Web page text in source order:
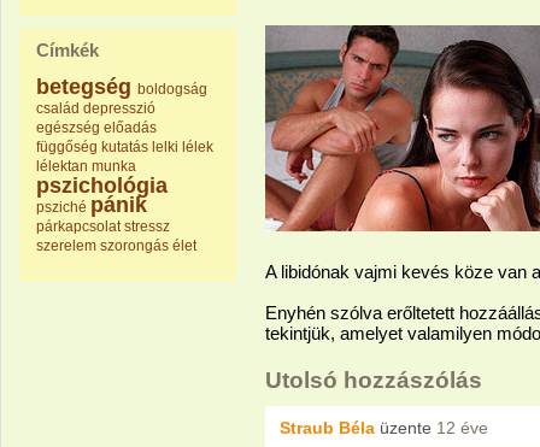
Címkék
betegség boldogság
család depresszió
egészség előadás
függőség kutatás lelki lélek
lélektan munka
pszichológia
psziché pánik
párkapcsolat stressz
szerelem szorongás élet
A libidónak vajmi kevés köze van
Enyhén szólva erőltetett
tekintjük, amelyet valamilyen
Utolsó hozzászólás
Straub Béla üzente 12 éve